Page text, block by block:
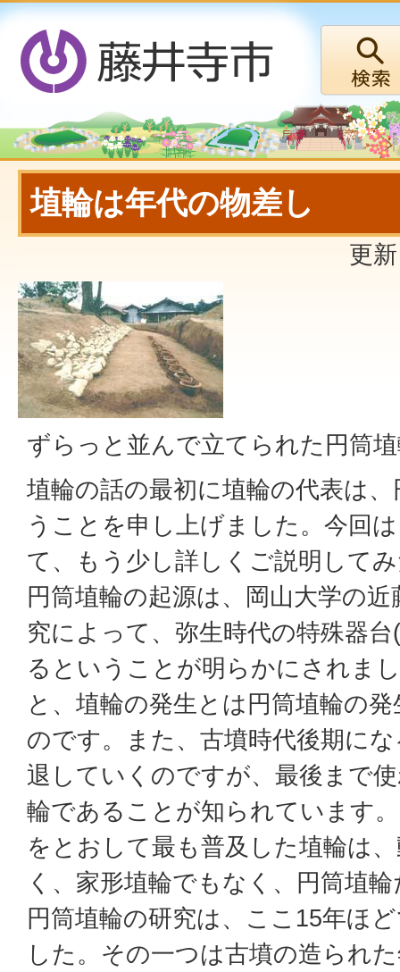
埴輪は年代の物差し
更
ずらっと並んで立てられた円筒
埴輪の話の最初に埴輪の代表は
うことを申し上げました。今回
て、もう少し詳しくご説明して
円筒埴輪の起源は、岡山大学の
究によって、弥生時代の特殊器
るということが明らかにされま
と、埴輪の発生とは円筒埴輪の
のです。また、古墳時代後期に
退していくのですが、最後まで
輪であることが知られています
をとおして最も普及した埴輪は
く、家形埴輪でもなく、円筒埴
円筒埴輪の研究は、ここ15年ほ
した。その一つは古墳の造られ